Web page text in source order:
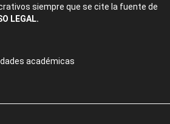
siempre que se cite la fuente de
LEGAL.
académicas